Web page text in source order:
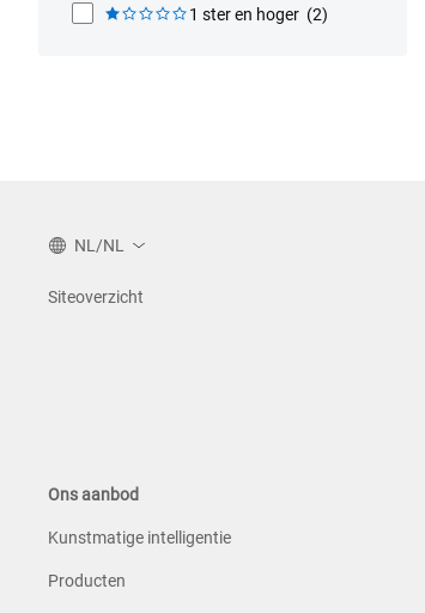
1 ster en hoger (2)
NL/NL
Siteoverzicht
Ons aanbod
Kunstmatige intelligentie
Producten